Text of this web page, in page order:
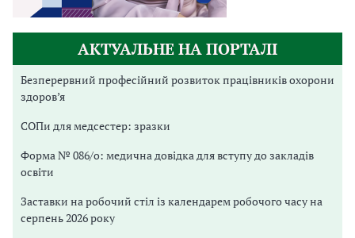
АКТУАЛЬНЕ НА ПОРТАЛІ
Безперервний професійний розвиток працівників охорони
здоров’я
СОПи для медсестер: зразки
Форма № 086/о: медична довідка для вступу до закладів
освіти
Заставки на робочий стіл із календарем робочого часу на
серпень 2026 року